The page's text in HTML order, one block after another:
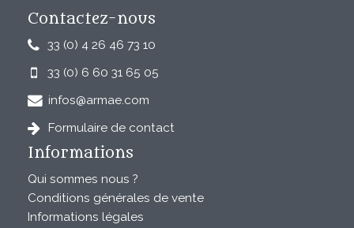
Contactez-nous
33 (0) 4 26 46 73 10
33 (0) 6 60 31 65 05
infos@armae.com
Formulaire de contact
Informations
Qui sommes nous ?
Conditions générales de vente
Informations légales